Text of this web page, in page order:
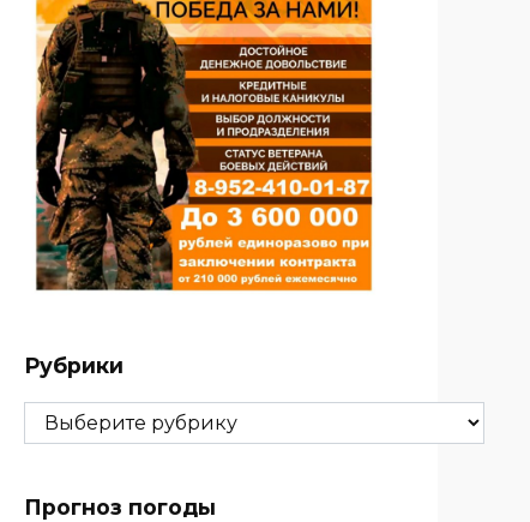
Рубрики
Рубрики
Прогноз погоды